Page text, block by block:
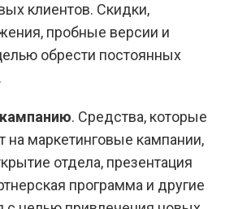
клиентов. Скидки,
пробные версии и
обрести постоянных
. Средства, которые
на маркетинговые кампании,
отдела, презентация
программа и другие